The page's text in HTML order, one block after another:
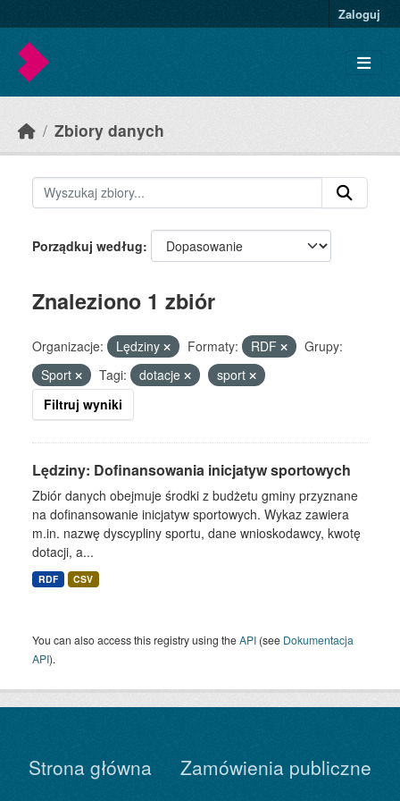
Zaloguj
Zbiory danych
Porządkuj według
Znaleziono 1 zbiór
Organizacje: Lędziny Formaty: RDF
Grupy:
Sport
Tagi: dotacje
sport
Filtruj wyniki
Lędziny: Dofinansowania inicjatyw sportowych
Zbiór danych obejmuje środki z budżetu gminy przyznane
na dofinansowanie inicjatyw sportowych. Wykaz zawiera
m.in. nazwę dyscypliny sportu, dane wnioskodawcy, kwotę
dotacji, a...
RDF CSV
You can also access this registry using theAPI (see Dokumentacja
API).
Strona główna
Zamówienia publiczne